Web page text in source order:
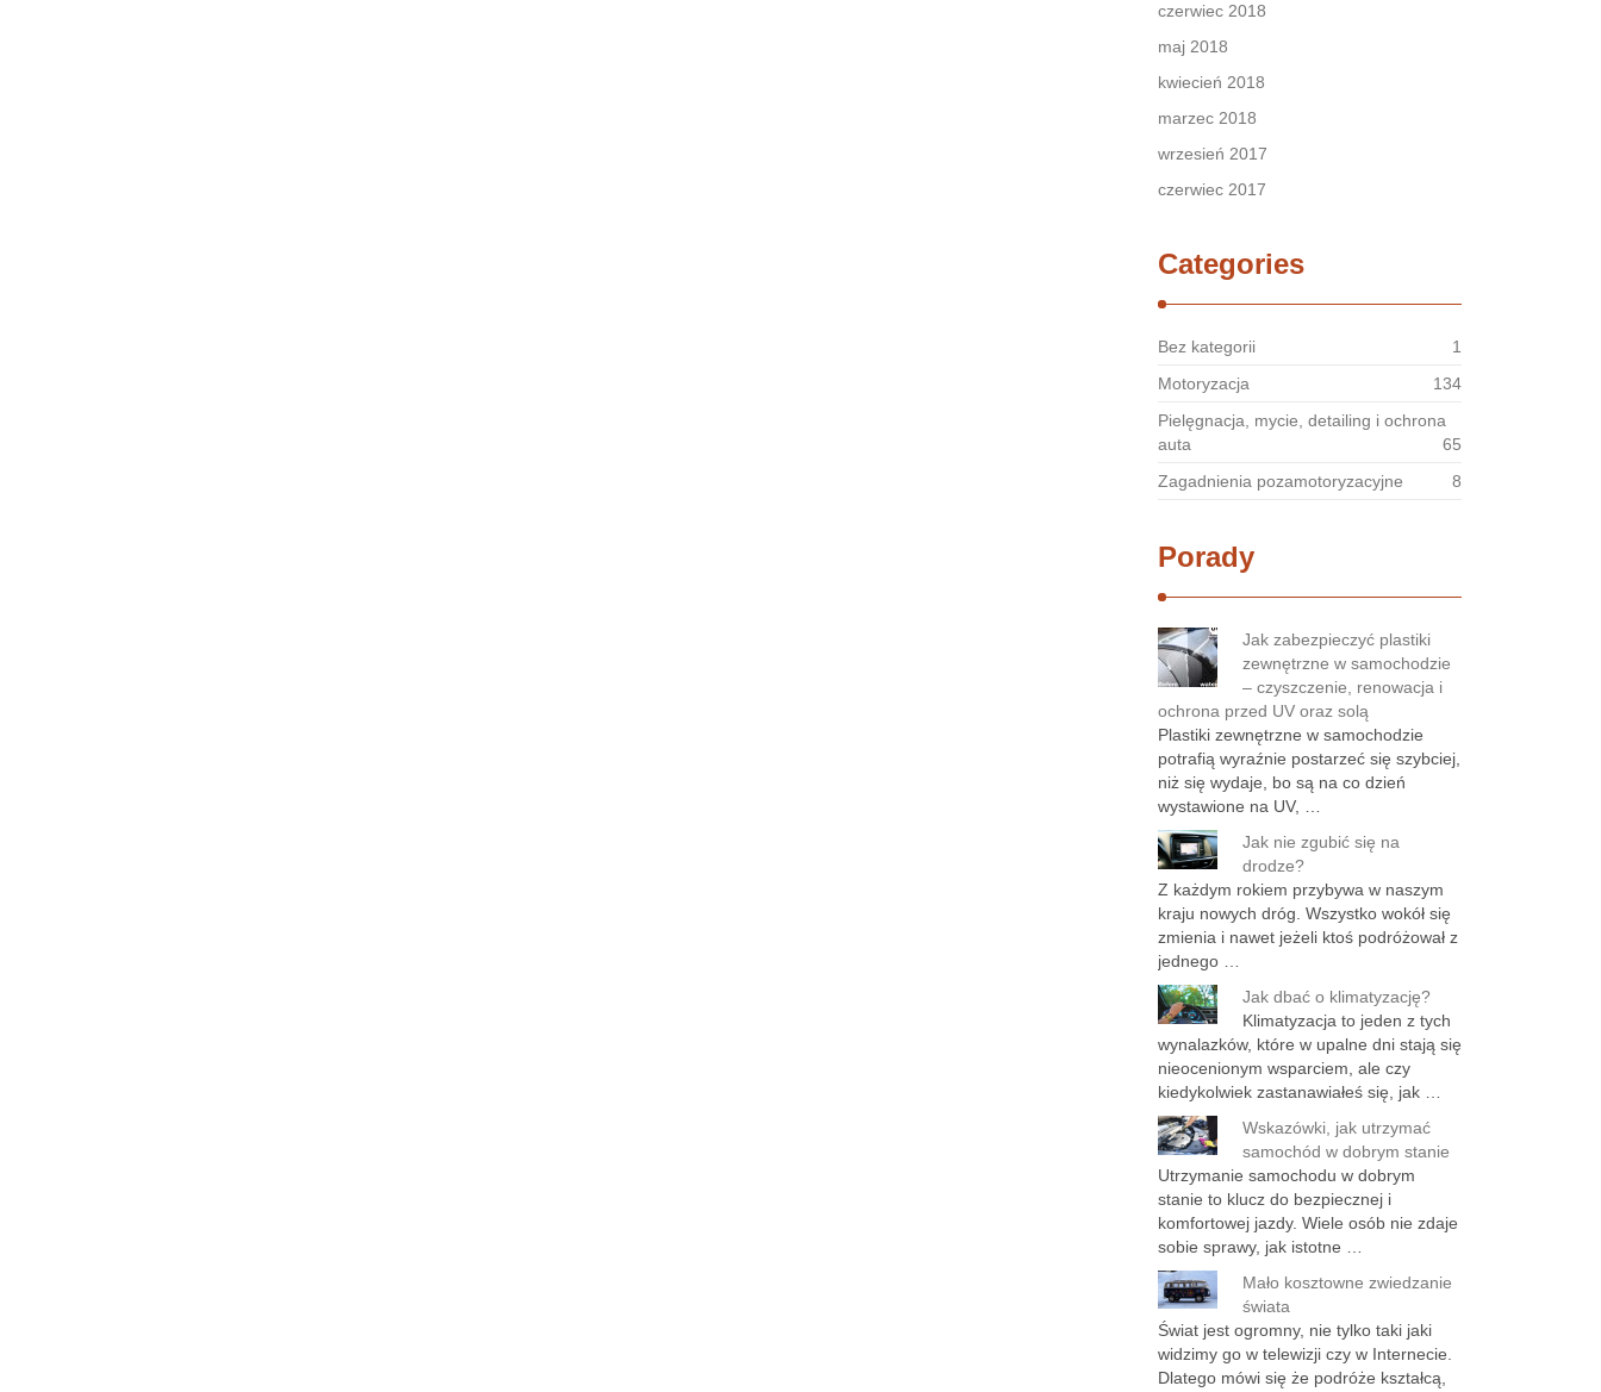
czerwiec 2018
maj 2018
kwiecień 2018
marzec 2018
wrzesień 2017
czerwiec 2017
Categories
Bez kategorii
1
Motoryzacja
134
Pielęgnacja, mycie, detailing i ochrona
auta
65
Zagadnienia pozamotoryzacyjne
8
Porady
Jak zabezpieczyć plastiki
zewnętrzne w samochodzie
– czyszczenie, renowacja i
ochrona przed UV oraz solą
Plastiki zewnętrzne w samochodzie
potrafią wyraźnie postarzeć się szybciej,
niż się wydaje, bo są na co dzień
wystawione na UV, …
Jak nie zgubić się na
drodze?
Z każdym rokiem przybywa w naszym
kraju nowych dróg. Wszystko wokół się
zmienia i nawet jeżeli ktoś podróżował z
jednego …
Jak dbać o klimatyzację?
Klimatyzacja to jeden z tych
wynalazków, które w upalne dni stają się
nieocenionym wsparciem, ale czy
kiedykolwiek zastanawiałeś się, jak …
Wskazówki, jak utrzymać
samochód w dobrym stanie
Utrzymanie samochodu w dobrym
stanie to klucz do bezpiecznej i
komfortowej jazdy. Wiele osób nie zdaje
sobie sprawy, jak istotne …
Mało kosztowne zwiedzanie
świata
Świat jest ogromny, nie tylko taki jaki
widzimy go w telewizji czy w Internecie.
Dlatego mówi się że podróże kształcą,